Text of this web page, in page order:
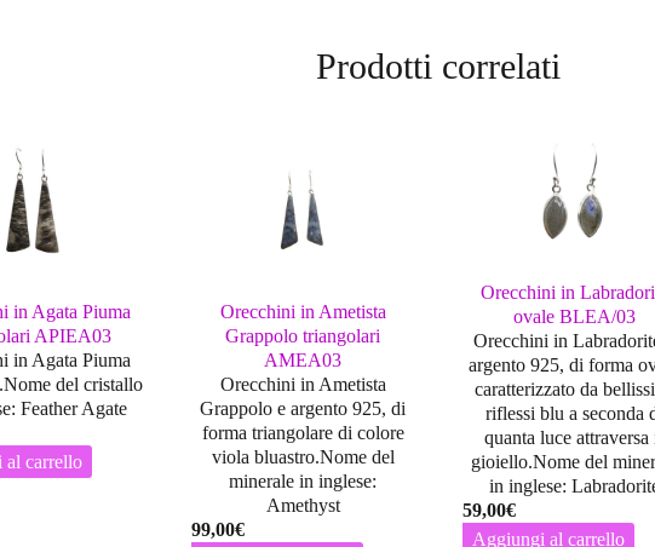
Prodotti correlati
in Agata Piuma
APIEA03
in Agata Piuma
del cristallo
Feather Agate
al carrello
Orecchini in Ametista
Grappolo triangolari
AMEA03
Orecchini in Ametista
Grappolo e argento 925, di
forma triangolare di colore
viola bluastro.Nome del
minerale in inglese:
Amethyst
99,00€
Orecchini in
ovale BLEA/03
Orecchini in
argento 925, di forma
caratterizzato da
riflessi blu a seconda
quanta luce attraversa
gioiello.Nome del
in inglese:
59,00€
Aggiungi al carrello